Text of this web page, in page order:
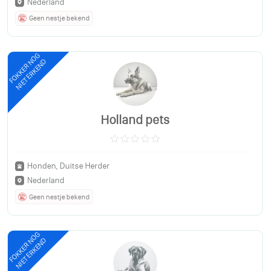
Nederland
Geen nestje bekend
FOKKER NOG
NIET ERKEND
Holland pets
Honden, Duitse Herder
Nederland
Geen nestje bekend
FOKKER NOG
NIET ERKEND